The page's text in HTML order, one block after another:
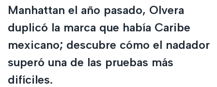
Manhattan el año pasado, Olvera
duplicó la marca que había Caribe
mexicano; descubre cómo el nadador
superó una de las pruebas más
difíciles.